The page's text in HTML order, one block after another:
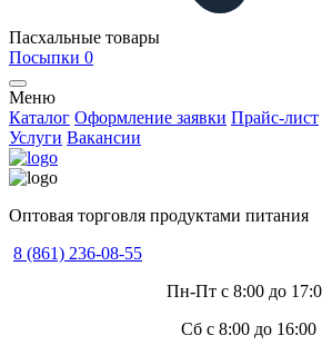
Пасхальные товары
Посыпки 0
Меню
Каталог Оформление заявки Прайс-лист
Услуги Вакансии
Оптовая торговля продуктами питания
8 (861) 236-08-55
Пн-Пт с 8:00 до
Сб с 8:00 до 16:00